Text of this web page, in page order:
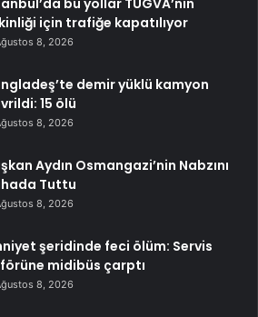
bu yollar TÜGVA’nın
için trafiğe kapatılıyor
8, 2026
demir yüklü kamyon
15 ölü
8, 2026
Aydın Osmangazi’nin Nabzını
Tuttu
8, 2026
şeridinde feci ölüm: Servis
midibüs çarptı
8, 2026